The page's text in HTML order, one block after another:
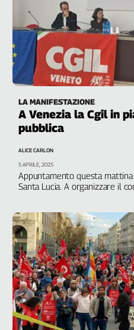
LA MANIFESTAZIONE
A Venezia la Cgil in
pubblica
Appuntamento questa
Santa Lucia. A organizzare il
ALICE CARLON
5 APRILE, 2025